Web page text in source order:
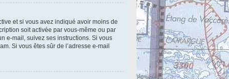
et si vous avez indiqué avoir moins de
soit activée par vous-même ou par
e-mail, suivez ses instructions. Si vous
Si vous êtes sûr de l’adresse e-mail